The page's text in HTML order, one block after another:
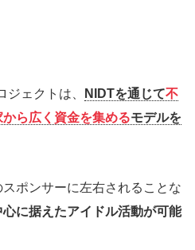
ェクトは、 NIDTを通じて不
ら広く資金を集めるモデルを
ポンサーに左右されることな
に据えたアイドル活動が可能